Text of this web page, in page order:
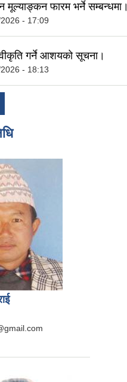
मूल्याङ्कन फारम भर्ने सम्बन्धमा।
- 17:09
गर्ने आशयको सूचना।
- 18:13